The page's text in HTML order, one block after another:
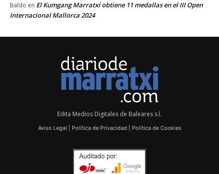
Baldo en El Kumgang Marratxí obtiene 11 medallas en el III Open
Internacional Mallorca 2024
Edita Medios Digitales de Baleares s.l.
Aviso Legal Política de Privacidad Política de Cookies